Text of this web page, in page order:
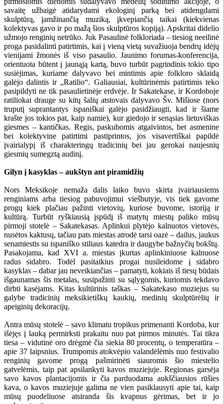
savaitę užbaigė atidarydami ekologinį parką bei atidengdami
skulptūrą, įamžinančią muziką, įkvepiančią taikai (kiekvienas
kolektyvas gavo ir po mažą šios skulptūros kopiją). Apskritai didelio
užmojo renginių netrūko. Juk Pasaulinė folkloriada – tiesiog neeilinė
proga pasidalinti patirtimis, kai į vieną vietą suvažiuoja bendrų idėjų
vienijami žmonės iš viso pasaulio. Jaunimo forumas-konferencija,
orientuota būtent į jaunąją kartą, buvo turbūt pagrindinis tokio tipo
susiėjimas, kuriame dalyvavo bei mintimis apie folkloro sklaidą
galėjo dalintis ir „Ratilio“. Galiausiai, kultūrinėmis patirtimis teko
pasipildyti ne tik pasaulietinėje erdvėje. Ir Sakatekase, ir Kordoboje
ratiliokai drauge su kitų šalių atstovais dalyvavo Šv. Mišiose (nors
truputį suprantantys ispaniškai galėjo pasidžiaugti, kad ir šiame
krašte jos tokios pat, kaip namie), kur giedojo ir senąsias lietuviškas
giesmes – kantičkas. Regis, paskubomis atgaivintos, bet asmenine
bei kolektyvine patirtimi pastiprintos, jos visavertiškai papildė
įvairialypį iš charakteringų tradicinių bei jau gerokai naujesnių
giesmių sumegztą audinį.
Gilyn į kasyklas – aukštyn ant piramidžių
Nors Meksikoje nemaža dalis laiko buvo skirta įvairiausiems
renginiams arba tiesiog pabuvojimui viešbutyje, vis tiek gavome
progų kiek plačiau pažinti vietovių, kuriose buvome, istoriją ir
kultūrą. Turbūt ryškiausią įspūdį iš matytų miestų paliko mūsų
pirmoji stotelė – Sakatekasas. Aplinkui plytėjo kalnuotos vietovės,
nusėtos kaktusų, tačiau pats miestas atrodė tarsi oazė – dailus, jaukus
senamiestis su ispaniško stiliaus katedra ir daugybe bažnyčių bokštų.
Pasakojama, kad XVI a. miestas įkurtas aplinkiniuose kalnuose
radus sidabro. Todėl pasitaikius progai nusileidome į sidabro
kasyklas – dabar jau neveikiančias – pamatyti, kokiais iš tiesų būdais
išgaunamas šis metalas, susipažinti su sąlygomis, kuriomis tekdavo
dirbti kasėjams. Kitas kultūrinis taškas – Sakatekaso muziejus su
galybe tradicinių meksikietiškų kaukių, medinių skulptūrėlių ir
apeiginių dekoracijų.
Antra mūsų stotelė – savo klimatu tropikus primenanti Kordoba, kur
išėjęs į lauką permirksti prakaitu nuo pat pirmos minutės. Tai tikra
tiesa – vidutinė oro drėgmė čia siekia 80 procentų, o temperatūra –
apie 37 laipsnius. Trumpomis atokvėpio valandėlėmis nuo festivalio
renginių gavome progą pašmirinėti siauromis šio miestelio
gatvelėmis, taip pat apsilankyti kavos muziejuje. Regionas garsėja
savo kavos plantacijomis ir čia parduodama aukščiausios rūšies
kava, o kavos muziejuje galima ne vien pasiklausyti apie tai, kaip
mūsų puodeliuose atsiranda šis kvapnus gėrimas, bet ir jo